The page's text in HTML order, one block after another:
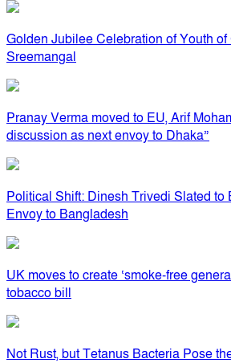
Golden Jubilee Celebration of Youth of
Sreemangal
Pranay Verma moved to EU, Arif
discussion as next envoy to Dhaka”
Political Shift: Dinesh Trivedi Slated to
Envoy to Bangladesh
UK moves to create ‘smoke-free
tobacco bill
Not Rust, but Tetanus Bacteria Pose